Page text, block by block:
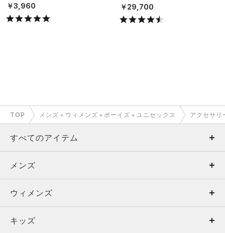
￥3,960
N）
￥29,700
TOP メンズ＋ウィメンズ＋ボーイズ＋ユニセックス アクセサリ
すべてのアイテム
メンズ
ウィメンズ
キッズ
メンズ
トップス
ボトムス
ウィメンズ
トップス
キッズ